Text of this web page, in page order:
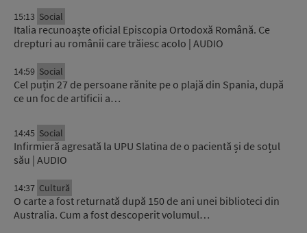
15:13 Social
Italia recunoaște oficial Episcopia Ortodoxă Română. Ce
drepturi au românii care trăiesc acolo | AUDIO
14:59 Social
Cel puțin 27 de persoane rănite pe o plajă din Spania, după
ce un foc de artificii a…
14:45 Social
Infirmieră agresată la UPU Slatina de o pacientă și de soțul
său | AUDIO
14:37 Cultură
O carte a fost returnată după 150 de ani unei biblioteci din
Australia. Cum a fost descoperit volumul…